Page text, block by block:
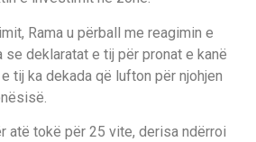
Rama u përball me reagimin e
se deklaratat e tij për pronat e kanë
tij ka dekada që lufton për njohjen
atë tokë për 25 vite, derisa ndërroi